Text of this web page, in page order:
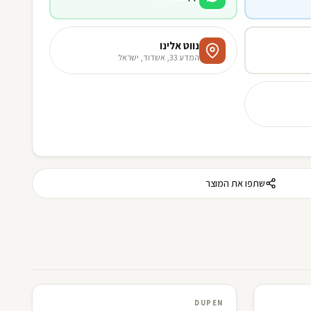
נווט אלינו
המדע 33, אשדוד, ישראל
שתפו את המוצר
3D · AR
DUPEN
DUPEN